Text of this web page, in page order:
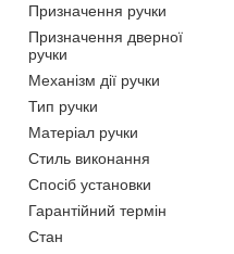
Призначення ручки
Призначення дверної
ручки
Механізм дії ручки
Тип ручки
Матеріал ручки
Стиль виконання
Спосіб установки
Гарантійний термін
Стан